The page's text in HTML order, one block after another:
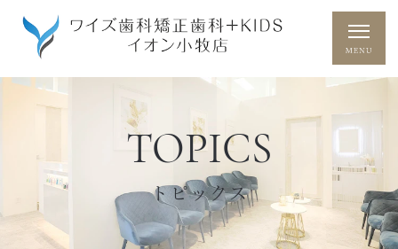
TOPICS
トピックス